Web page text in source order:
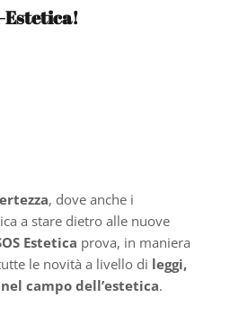
Estetica!
, dove anche i
a stare dietro alle nuove
Estetica prova, in maniera
le novità a livello di leggi,
campo dell’estetica.